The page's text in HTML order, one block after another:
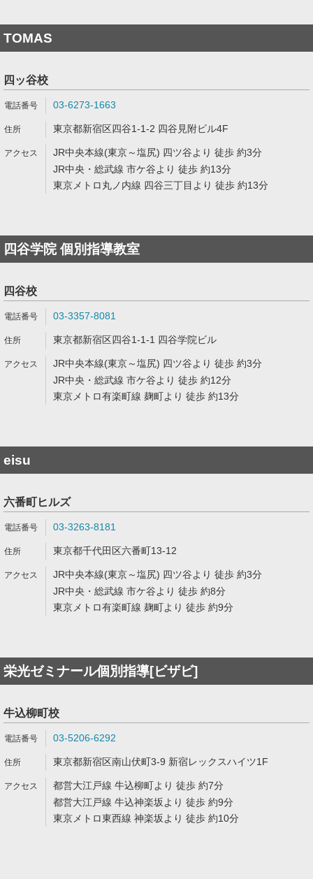
TOMAS
四ッ谷校
03-6273-1663
東京都新宿区四谷1-1-2 四谷見附ビル4F
JR中央本線(東京～塩尻) 四ツ谷より 徒歩 約3分
JR中央・総武線 市ケ谷より 徒歩 約13分
東京メトロ丸ノ内線 四谷三丁目より 徒歩 約13分
四谷学院 個別指導教室
四谷校
03-3357-8081
東京都新宿区四谷1-1-1 四谷学院ビル
JR中央本線(東京～塩尻) 四ツ谷より 徒歩 約3分
JR中央・総武線 市ケ谷より 徒歩 約12分
東京メトロ有楽町線 麹町より 徒歩 約13分
eisu
六番町ヒルズ
03-3263-8181
東京都千代田区六番町13-12
JR中央本線(東京～塩尻) 四ツ谷より 徒歩 約3分
JR中央・総武線 市ケ谷より 徒歩 約8分
東京メトロ有楽町線 麹町より 徒歩 約9分
栄光ゼミナール個別指導[ビザビ]
牛込柳町校
03-5206-6292
東京都新宿区南山伏町3-9 新宿レックスハイツ1F
都営大江戸線 牛込柳町より 徒歩 約7分
都営大江戸線 牛込神楽坂より 徒歩 約9分
東京メトロ東西線 神楽坂より 徒歩 約10分